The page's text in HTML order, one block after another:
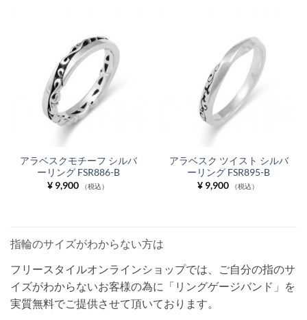
アラベスクモチーフ シルバ
ーリング FSR886-B
¥9,900 （税込）
アラベスク ツイスト シルバ
ーリング FSR895-B
¥9,900 （税込）
指輪のサイズがわからない方は
フリースタイルオンラインショップでは、ご自分の指のサ
イズがわからないお客様の為に「リングゲージバンド」を
実質無料でご提供させて頂いております。